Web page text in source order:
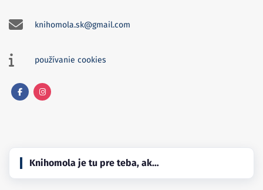
knihomola.sk@gmail.com
používanie cookies
Knihomola je tu pre teba, ak…